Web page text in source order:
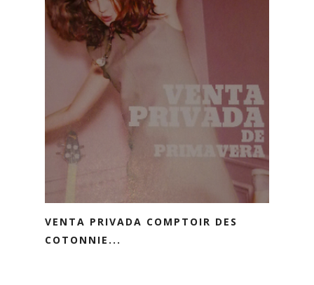
VENTA PRIVADA COMPTOIR DES
COTONNIE...